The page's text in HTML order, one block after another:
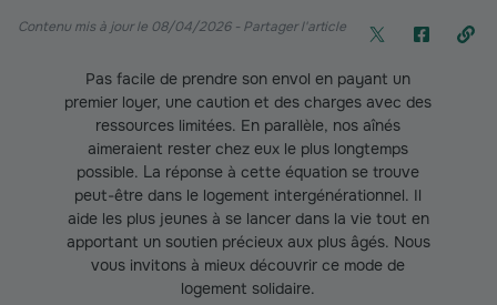
Contenu mis à jour le 08/04/2026- Partager l'article
Pas facile de prendre son envol en payant un
premier loyer, une caution et des charges avec des
ressources limitées. En parallèle, nos aînés
aimeraient rester chez eux le plus longtemps
possible. La réponse à cette équation se trouve
peut-être dans le logement intergénérationnel. Il
aide les plus jeunes à se lancer dans la vie tout en
apportant un soutien précieux aux plus âgés. Nous
vous invitons à mieux découvrir ce mode de
logement solidaire.